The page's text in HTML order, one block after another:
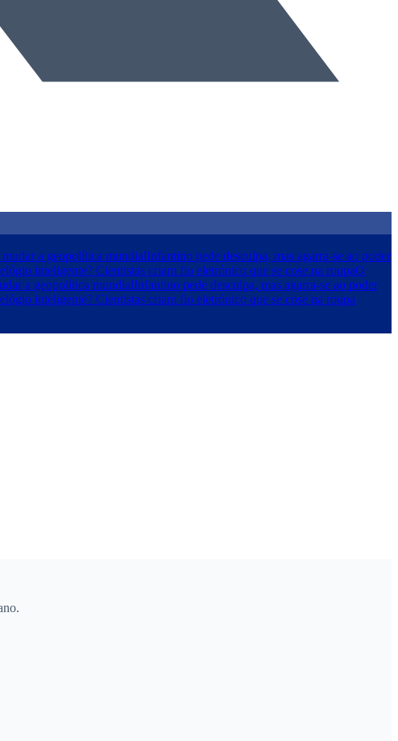
a geopolítica mundialInfantino pede desculpa, mas agarra-se ao poder
inteligente? Cientistas criam fio eletrónico que se cose na roupaO
a geopolítica mundialInfantino pede desculpa, mas agarra-se ao poder
inteligente? Cientistas criam fio eletrónico que se cose na roupa